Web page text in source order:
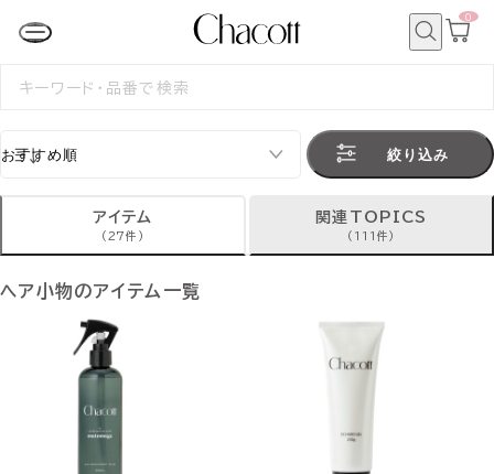
カ
0
検
絞り込み
アイテム
(27件)
関連TOPICS
(111件)
ヘア小物のアイテム一覧